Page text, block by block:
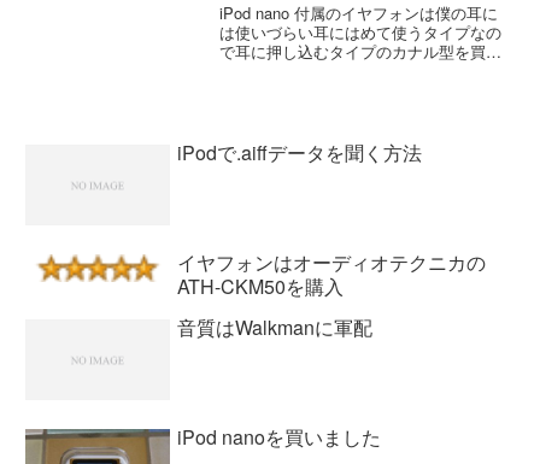
iPod nano 付属のイヤフォンは僕の耳に
は使いづらい耳にはめて使うタイプなの
で耳に押し込むタイプのカナル型を買い
iPodで.aiffデータを聞く方法
イヤフォンはオーディオテクニカの
ATH-CKM50を購入
音質はWalkmanに軍配
iPod nanoを買いました